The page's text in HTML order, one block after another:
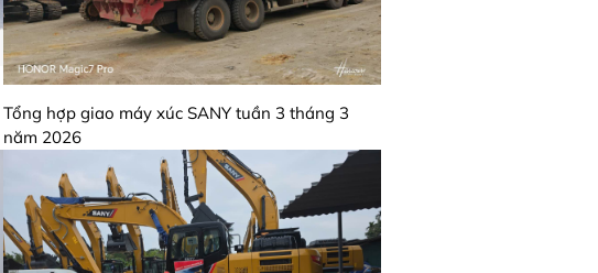
Tổng hợp giao máy xúc SANY tuần 3 tháng 3
năm 2026